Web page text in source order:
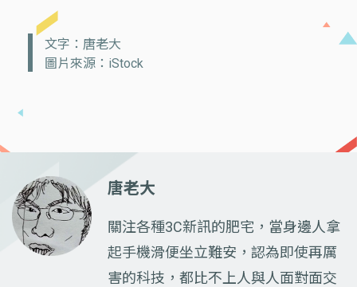
文字：唐老大
圖片來源：iStock
唐老大
關注各種3C新訊的肥宅，當身邊人拿
起手機滑便坐立難安，認為即使再厲
害的科技，都比不上人與人面對面交